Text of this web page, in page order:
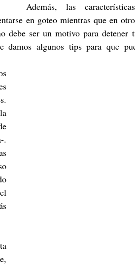
Además, las
en goteo mientras que en
debe ser un motivo para detener
algunos tips para que
.